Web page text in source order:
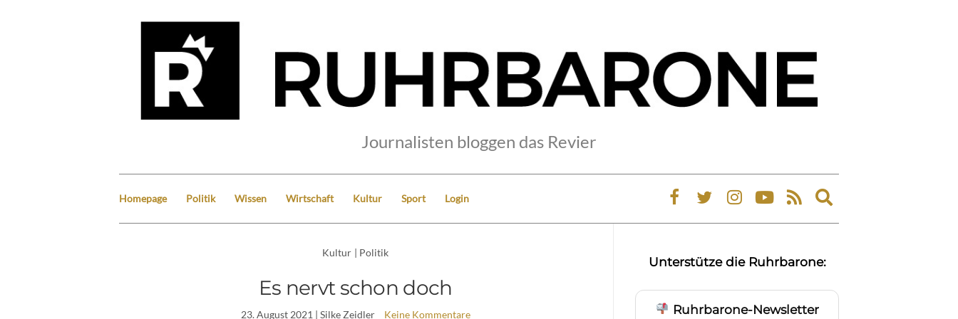
Journalisten bloggen das Revier
Homepage Politik Wissen Wirtschaft Kultur Sport Login
Expand
search
Kultur | Politik
Es nervt schon doch
23. August 2021 | Silke Zeidler Keine Kommentare
Unterstütze die Ruhrbarone:
Ruhrbarone-Newsletter